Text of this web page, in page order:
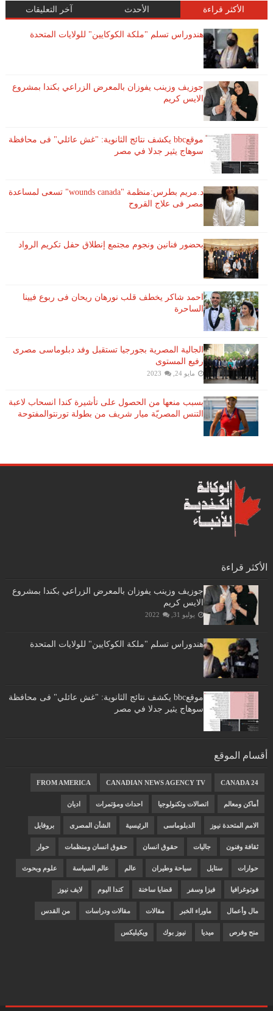
الأكثر قراءة الأحدث آخر التعليقات
هندوراس تسلم "ملكة الكوكايين" للولايات المتحدة
جوزيف وزينب يفوزان بالمعرض الزراعي بكندا بمشروع
الايس كريم
موقعbbc يكشف نتائج الثانوية: "غش عائلي" فى محافظة
سوهاج يثير جدلا في مصر
د.مريم بطرس:منظمة "wounds canada" تسعى لمساعدة
مصر فى علاج القروح
بحضور فنانين ونجوم مجتمع إنطلاق حفل تكريم الرواد
احمد شاكر يخطف قلب نورهان ريحان فى ربوع فيينا
الساحرة
الجالية المصرية بجورجيا تستقبل وفد دبلوماسى مصرى
رفيع المستوى
مايو 24, 2023
بسبب منعها من الحصول على تأشيرة كندا انسحاب لاعبة ​
التنس​ المصريّة ​ميار شريف​ من بطولة ​تورنتو​المفتوحة
الأكثر قراءة
جوزيف وزينب يفوزان بالمعرض الزراعي بكندا بمشروع
الايس كريم
يوليو 31, 2022
هندوراس تسلم "ملكة الكوكايين" للولايات المتحدة
موقعbbc يكشف نتائج الثانوية: "غش عائلي" فى محافظة
سوهاج يثير جدلا في مصر
أقسام الموقع
CANADA 24
CANADIAN NEWS AGENCY TV
FROM AMERICA
أماكن ومعالم اتصالات وتكنولوجيا احداث ومؤتمرات اديان
الامم المتحدة نيوز الدبلوماسى الرئيسية الشأن المصرى بروفايل
ثقافة وفنون جاليات حقوق انسان حقوق انسان ومنظمات حوار
حوارات ستايل سياحة وطيران عالم عالم السياسة علوم وبحوث
فوتوغرافيا فيزا وسفر قضايا ساخنة كندا اليوم لايف نيوز
مال وأعمال ماوراء الخبر مقالات مقالات ودراسات من القدس
منح وفرص ميديا نيوز بوك ويكيليكس